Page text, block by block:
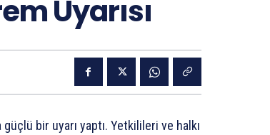
Uyarısı
bir uyarı yaptı. Yetkilileri ve halkı